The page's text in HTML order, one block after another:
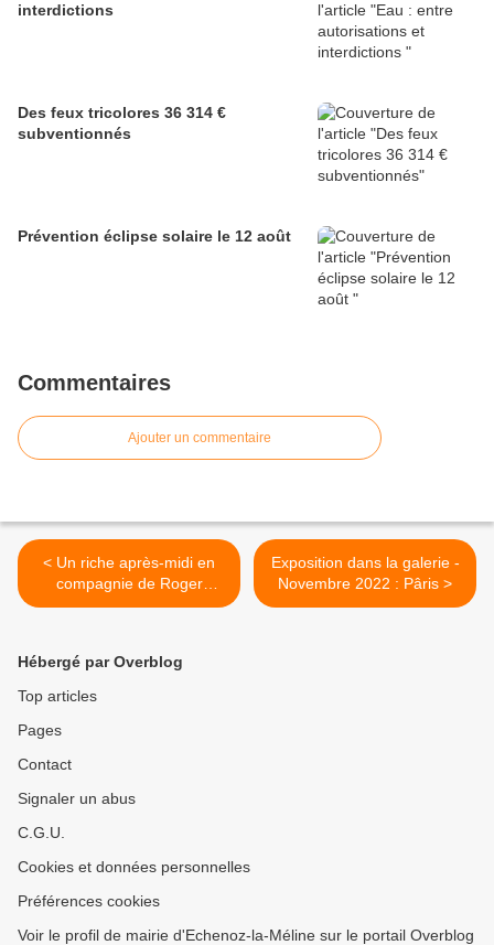
interdictions
Des feux tricolores 36 314 €
subventionnés
Prévention éclipse solaire le 12 août
Commentaires
Ajouter un commentaire
< Un riche après-midi en
compagnie de Roger
Faindt, auteur franc-
Exposition dans la galerie -
Novembre 2022 : Pâris >
Hébergé par Overblog
Top articles
Pages
Contact
Signaler un abus
C.G.U.
Cookies et données personnelles
Préférences cookies
Voir le profil de mairie d'Echenoz-la-Méline sur le portail Overblog